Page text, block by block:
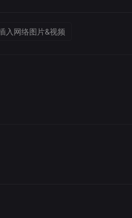
入网络图片&视频